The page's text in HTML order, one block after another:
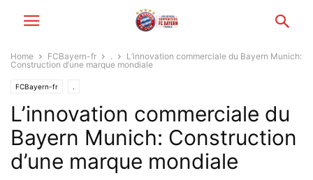
Home FCBayern-fr .
L’innovation commerciale du Bayern Munich:
Construction d’une marque mondiale
FCBayern-fr .
L’innovation commerciale du
Bayern Munich: Construction
d’une marque mondiale